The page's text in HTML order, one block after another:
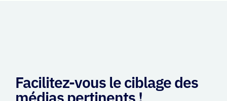
Facilitez-vous le ciblage des